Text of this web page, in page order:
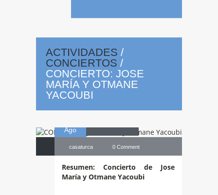
ACTIVIDADES /
CONCIERTOS /
CONCIERTO: JOSE
MARÍA Y OTMANE
YACOUBI
Ago
CONCIERTO:
Jose María y
Otmane
casaturca 0 Comment
Resumen: Concierto de Jose
María y Otmane Yacoubi